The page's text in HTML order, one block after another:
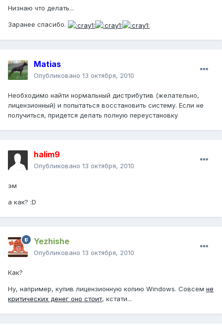
Низнаю что делать...
Заранее спасибо.
Matias
Опубликовано 13 октября, 2010
Необходимо найти нормальный дистрибутив (желательно,
лицензионный) и попытаться восстановить систему. Если не
получиться, придется делать полную переустановку
halim9
Опубликовано 13 октября, 2010
эм
а как? :D
Yezhishe
Опубликовано 13 октября, 2010
Как?
Ну, например, купив лицензионную копию Windows. Совсем не
критических денег оно стоит, кстати...